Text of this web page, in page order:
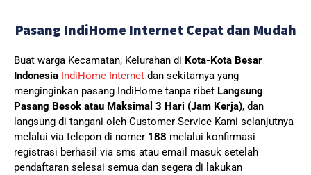
Pasang IndiHome Internet Cepat dan Mudah
Buat warga Kecamatan, Kelurahan di Kota-Kota Besar
Indonesia IndiHome Internet dan sekitarnya yang
menginginkan pasang IndiHome tanpa ribet Langsung
Pasang Besok atau Maksimal 3 Hari (Jam Kerja), dan
langsung di tangani oleh Customer Service Kami selanjutnya
melalui via telepon di nomer 188 melalui konfirmasi
registrasi berhasil via sms atau email masuk setelah
pendaftaran selesai semua dan segera di lakukan